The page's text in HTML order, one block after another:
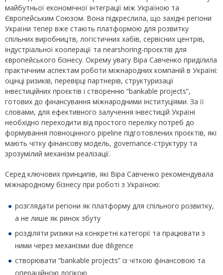
майбутньої економічної інтеграції між Україною та
Європейським Союзом. Вона підкреслила, що західні регіони
України тепер вже стають платформою для розвитку
спільних виробництв, логістичних хабів, сервісних центрів,
індустріальної кооперації та nearshoring-проєктів для
європейського бізнесу. Окрему увагу Віра Савченко приділила
практичним аспектам роботи міжнародних компаній в Україні:
оцінці ризиків, перевірці партнерів, структуризації
інвестиційних проєктів і створенню “bankable projects”,
готових до фінансування міжнародними інституціями. За її
словами, для ефективного залучення інвестицій Україні
необхідно переходити від простого переліку потреб до
формування повноцінного pipeline підготовлених проєктів, які
мають чітку фінансову модель, governance-структуру та
зрозумілий механізм реалізації.
Серед ключових принципів, які Віра Савченко рекомендувала
міжнародному бізнесу при роботі з Україною:
розглядати регіони як платформу для спільного розвитку,
а не лише як ринок збуту
розділяти ризики на конкретні категорії та працювати з
ними через механізми due diligence
створювати “bankable projects” із чіткою фінансовою та
операційною логікою